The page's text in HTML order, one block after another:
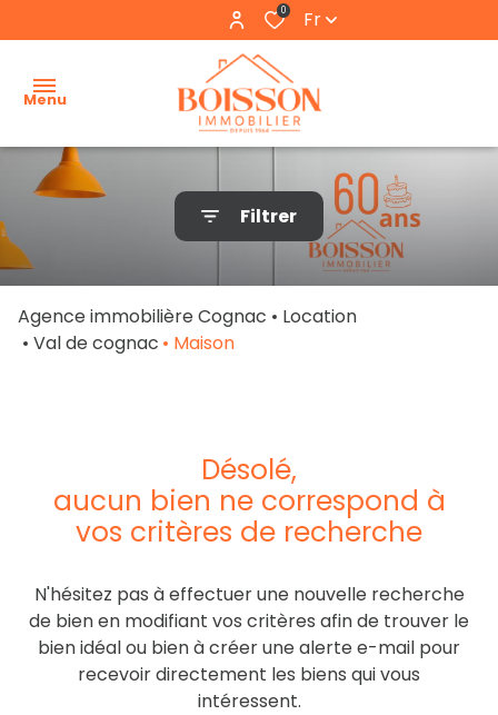
0 Fr
Menu
accueil
nos
biens
partenaires
nous
Filtrer
Agence immobilière Cognac
Location
Val de cognac
Maison
désolé,
aucun bien ne correspond à
vos critères de recherche
N'hésitez pas à effectuer une nouvelle recherche
de bien en modifiant vos critères afin de trouver le
bien idéal ou bien à créer une alerte e-mail pour
recevoir directement les biens qui vous
intéressent.